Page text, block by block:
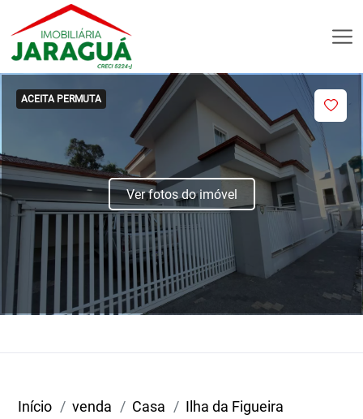
ACEITA PERMUTA
Ver fotos do imóvel
Início venda Casa Ilha da Figueira